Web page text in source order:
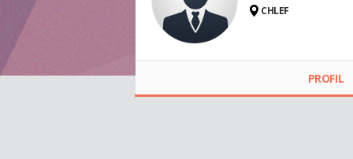
CHLEF
PROFIL